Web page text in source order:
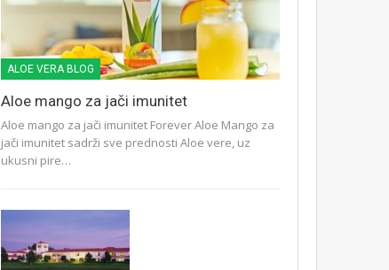
ALOE VERA BLOG
Aloe mango za jači imunitet
Aloe mango za jači imunitet Forever Aloe Mango za
jači imunitet sadrži sve prednosti Aloe vere, uz
ukusni pire…